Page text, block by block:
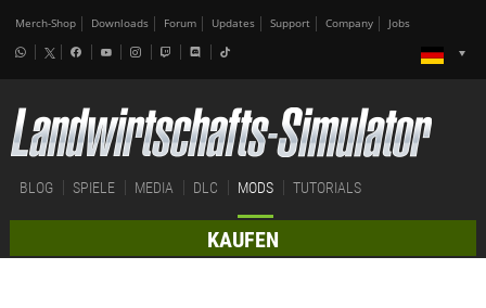
Merch-Shop Downloads Forum Updates Support Company Jobs
BLOG SPIELE MEDIA DLC MODS TUTORIALS
KAUFEN